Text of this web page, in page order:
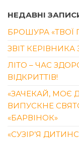
НЕДАВНІ
БРОШУРА «ТВОЇ
ЗВІТ
ЛІТО – ЧАС
ВІДКРИТТІВ!
«ЗАЧЕКАЙ, МОЄ
ВИПУСКНЕ
«БАРВІНОК»
«СУЗІР’Я